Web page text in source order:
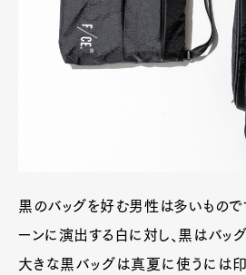
黒のバッグを好む男性は多いもので
ーンに演出する白に対し、黒はバッ
大きな黒バッグは真夏に使うには